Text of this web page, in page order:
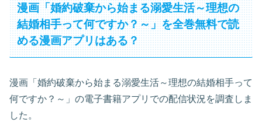
漫画「婚約破棄から始まる溺愛生活～理想の
結婚相手って何ですか？～」を全巻無料で読
める漫画アプリはある？
漫画「婚約破棄から始まる溺愛生活～理想の結婚相手って
何ですか？～」の電子書籍アプリでの配信状況を調査しま
した。